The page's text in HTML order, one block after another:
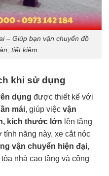
– Giúp bạn vận chuyển đồ
tiết kiệm
khi sử dụng
dụng được thiết kế với
mái, giúp việc vận
kích thước lớn lên tầng
năng này, xe cắt nóc
vận chuyển hiện đại,
nhà cao tầng và công